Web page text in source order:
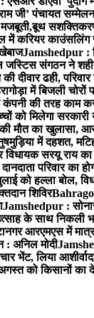
जी’ पंचायत
में करियर
Jamshedpur :
संगठन ने
दीवार ढही,
में बिजली चोरों
की तरह काम कर
को मिलेगा सरकारी
का खुलासा,
में दहशत,
सरयू राय
परिवार का
को हल्ला बोल,
शिविर
Jamshedpur :
के साथ निकली
आरएमएस में
: अनिल मोदी
भेंट, लिया आशीर्वाद
को किसानों का